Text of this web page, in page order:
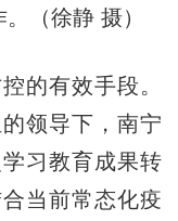
（徐静 摄）
有效手段。
领导下，南宁
习教育成果转
当前常态化疫